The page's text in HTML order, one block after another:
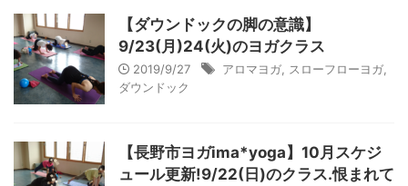
【ダウンドックの脚の意識】
9/23(月)24(火)のヨガクラス
2019/9/27 アロマヨガ スローフローヨガ
ダウンドック
【長野市ヨガima*yoga】10月スケジ
ュール更新!9/22(日)のクラス.恨まれて